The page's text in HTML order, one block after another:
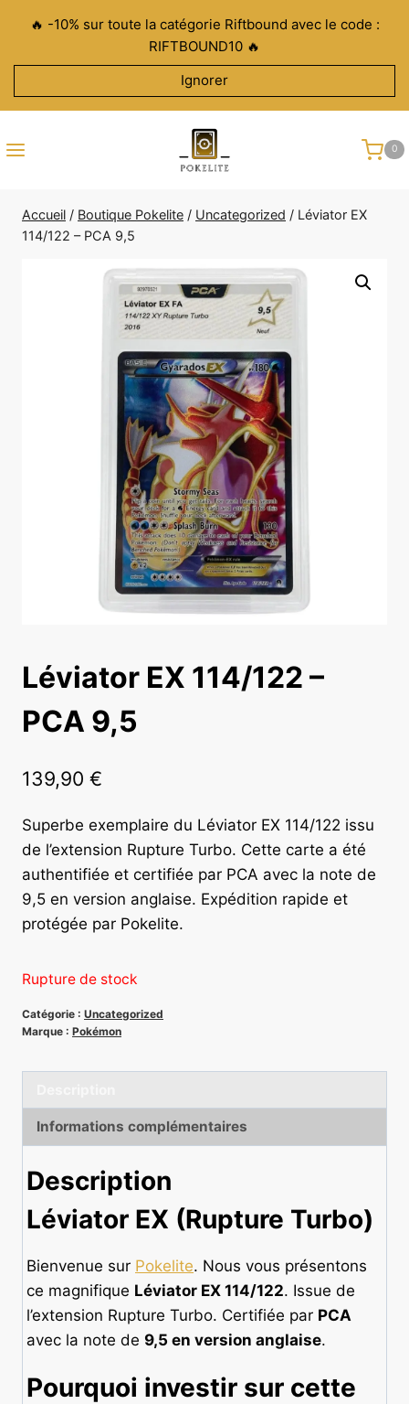
contenu
🔥 -10% sur toute la catégorie Riftbound avec le code :
RIFTBOUND10 🔥
Ignorer
0
Accueil / Boutique Pokelite / Uncategorized / Léviator EX
114/122 – PCA 9,5
Léviator EX 114/122 –
PCA 9,5
139,90 €
Superbe exemplaire du Léviator EX 114/122 issu
de l’extension Rupture Turbo. Cette carte a été
authentifiée et certifiée par PCA avec la note de
9,5 en version anglaise. Expédition rapide et
protégée par Pokelite.
Rupture de stock
Catégorie : Uncategorized
Marque : Pokémon
Informations complémentaires
Description
Léviator EX (Rupture Turbo)
Bienvenue sur Pokelite. Nous vous présentons
ce magnifique Léviator EX 114/122. Issue de
l’extension Rupture Turbo. Certifiée par PCA
avec la note de 9,5 en version anglaise.
Pourquoi investir sur cette